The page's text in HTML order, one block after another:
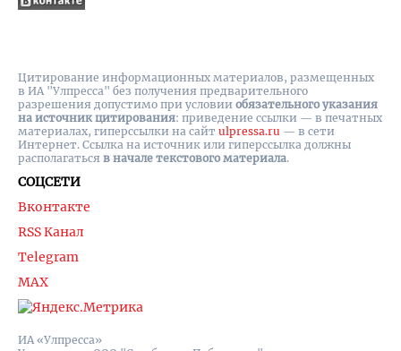
ИА «Улпресса»
СОЦСЕТИ
Вконтакте
RSS Канал
Telegram
MAX
Цитирование информационных материалов, размещенных
в ИА "Улпресса" без получения предварительного
разрешения допустимо при условии обязательного указания
на источник цитирования: приведение ссылки — в печатных
материалах, гиперссылки на cайт ulpressa.ru — в сети
Интернет. Ссылка на источник или гиперссылка должны
располагаться в начале текстового материала.